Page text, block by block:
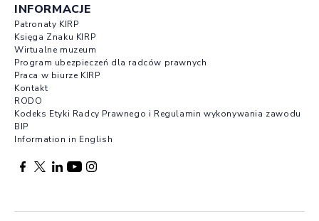
INFORMACJE
Patronaty KIRP
Księga Znaku KIRP
Wirtualne muzeum
Program ubezpieczeń dla radców prawnych
Praca w biurze KIRP
Kontakt
RODO
Kodeks Etyki Radcy Prawnego i Regulamin wykonywania zawodu
BIP
Information in English
Facebook otwierany w nowej karcie
Profil X otwierany w nowej karcie
Profil LinkedIn otwierany w nowej karcie
Profil YouTube otwierany w nowej karcie
Profil Instagram otwierany w nowej karcie